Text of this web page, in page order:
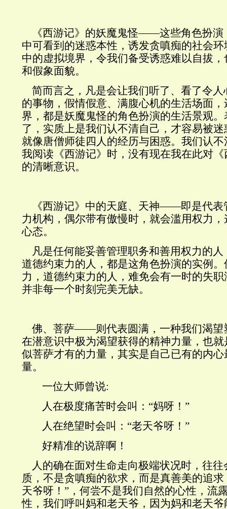
《西游记》的妖魔鬼怪——这些角色扮演
中可看到的迷惑本性，诱发贪嗔痴的社会
中的虚拟境界，令我们备受诱惑难以自拔
和假象面貌。
简而言之，凡是会让我们听了、看了令
的事物，假情假意、满腹心机的生活场面
界，都是妖魔鬼怪的角色扮演的生活景观
了，实质上是我们认不清自己，才容易被
就像唐僧师徒四人的经历与困惑。我们认
我阅读《西游记》时，没有现在我在此对
的清晰意识。
《西游记》中的天庭、天神——即是代表
力机构，偶尔带有傲慢时，就会滥用权力
心态。
凡是任何能妥善管理职务和善用权力的
道德约束力的人 ，都是这角色扮演的实例
力，道德约束力的人，难免会有一时的失
并非每一个时刻完美无缺。
佛、菩萨——则代表圆满，一种我们渴望
在潜意识中极为渴望获得的精神力量，也
似菩萨才有的力量，其实是自己已有的内
量。
一位大师曾说:
人在极度痛苦时会叫：“妈呀！”
人在绝望时会叫：“老天爷呀！”
好精准的说辞啊！
人的确在面对生命走向极端状况时，往
质，不是贪嗔痴的欲求，而是真善美的追求
天爷呀！”，何尝不是我们自然的心性，流
性，我们呼叫妈和老天爷，因为妈和老天